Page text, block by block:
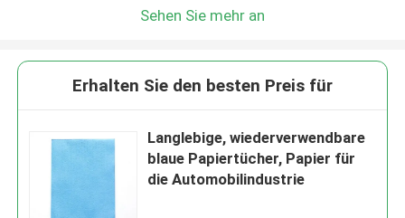
Sehen Sie mehr an
Erhalten Sie den besten Preis für
Langlebige, wiederverwendbare
blaue Papiertücher, Papier für
die Automobilindustrie